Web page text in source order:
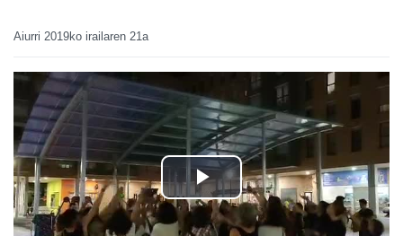
Aiurri 2019ko irailaren 21a